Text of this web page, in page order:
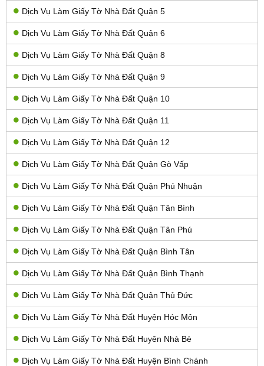
Dịch Vụ Làm Giấy Tờ Nhà Đất Quận 5
Dịch Vụ Làm Giấy Tờ Nhà Đất Quận 6
Dịch Vụ Làm Giấy Tờ Nhà Đất Quận 8
Dịch Vụ Làm Giấy Tờ Nhà Đất Quận 9
Dịch Vụ Làm Giấy Tờ Nhà Đất Quận 10
Dịch Vụ Làm Giấy Tờ Nhà Đất Quận 11
Dịch Vụ Làm Giấy Tờ Nhà Đất Quận 12
Dịch Vụ Làm Giấy Tờ Nhà Đất Quận Gò Vấp
Dịch Vụ Làm Giấy Tờ Nhà Đất Quận Phú Nhuận
Dịch Vụ Làm Giấy Tờ Nhà Đất Quận Tân Bình
Dịch Vụ Làm Giấy Tờ Nhà Đất Quận Tân Phú
Dịch Vụ Làm Giấy Tờ Nhà Đất Quận Bình Tân
Dịch Vụ Làm Giấy Tờ Nhà Đất Quận Bình Thạnh
Dịch Vụ Làm Giấy Tờ Nhà Đất Quận Thủ Đức
Dịch Vụ Làm Giấy Tờ Nhà Đất Huyện Hóc Môn
Dịch Vụ Làm Giấy Tờ Nhà Đất Huyên Nhà Bè
Dịch Vụ Làm Giấy Tờ Nhà Đất Huyện Bình Chánh